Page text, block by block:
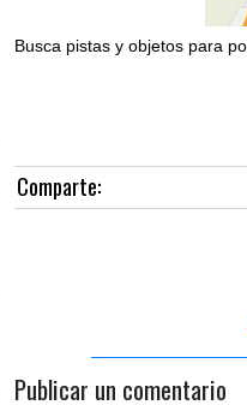
Busca pistas y objetos para
Comparte:
Publicar un comentario